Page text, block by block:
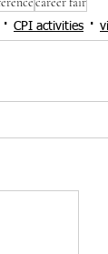
CPI activities vi